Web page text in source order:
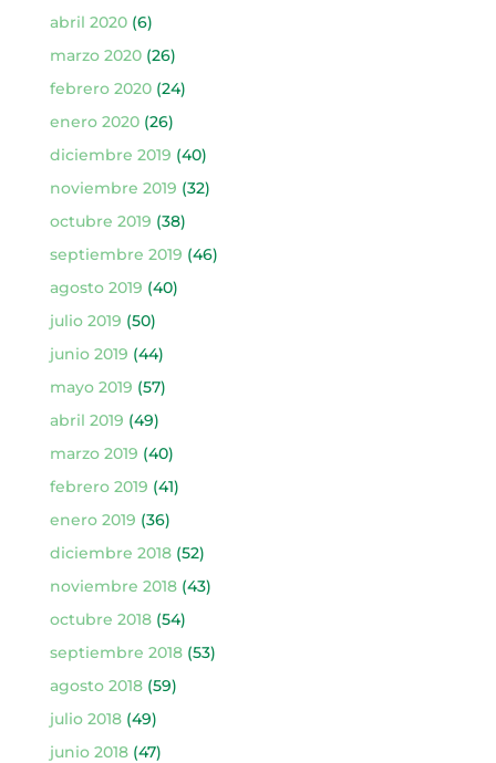
abril 2020(6)
marzo 2020(26)
febrero 2020(24)
enero 2020(26)
diciembre 2019 (40)
noviembre 2019 (32)
octubre 2019 (38)
septiembre 2019 (46)
agosto 2019 (40)
julio 2019 (50)
junio 2019 (44)
mayo 2019 (57)
abril 2019 (49)
marzo 2019 (40)
febrero 2019 (41)
enero 2019 (36)
diciembre 2018(52)
noviembre 2018(43)
octubre 2018(54)
septiembre 2018(53)
agosto 2018(59)
julio 2018(49)
junio 2018(47)